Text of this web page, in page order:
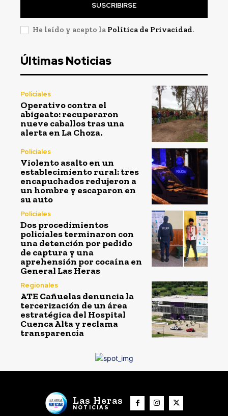
SUSCRIBIRSE
He leído y acepto la Política de Privacidad.
Últimas Noticias
Policiales
Operativo contra el
abigeato: recuperaron
nueve caballos tras una
alerta en La Choza.
Policiales
Violento asalto en un
establecimiento rural: tres
encapuchados redujeron a
un hombre y escaparon en
su auto
Policiales
Dos procedimientos
policiales terminaron con
una detención por pedido
de captura y una
aprehensión por cocaína en
General Las Heras
Regionales
ATE Cañuelas denuncia la
tercerización de un área
estratégica del Hospital
Cuenca Alta y reclama
transparencia
Las Heras
NOTICIAS